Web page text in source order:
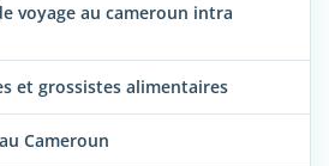
voyage au cameroun intra
et grossistes alimentaires
Cameroun